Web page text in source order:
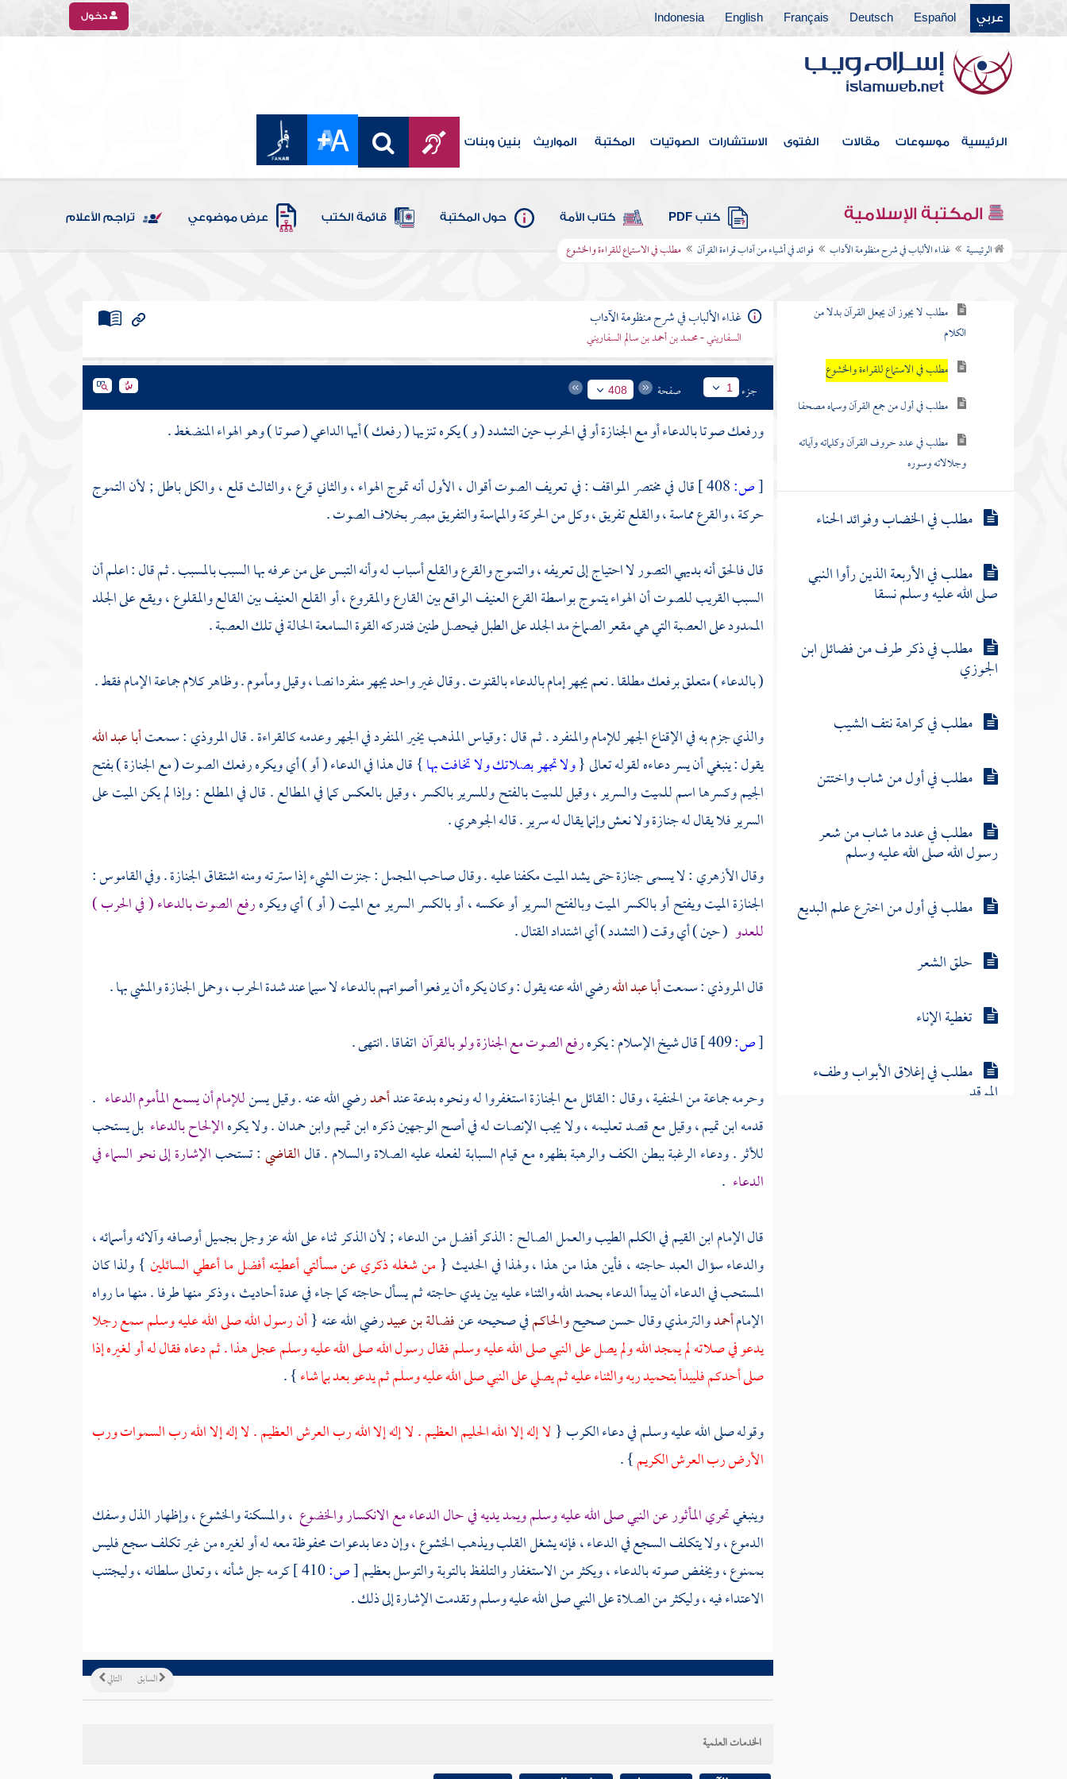
عربي Español
Deutsch
Français
English
Indonesia دخول
الرئيسية موسوعات مقالات الفتوى الاستشارات الصوتيات المكتبة المواريث بنين وبنات
المكتبة الإسلامية كتب PDF كتاب الأمة حول المكتبة قائمة الكتب عرض موضوعي تراجم الأعلام
الرئيسية غذاء الألباب في شرح منظومة الآداب فوائد في أشياء من آداب قراءة القرآن مطلب في الاستماع للقراءة والخشوع
مطلب في بيان حسن الخلق
مطلب إذا كان للمرأة أزواج لمن تكون في
الآخرة
بر الوالدين
مطلب في الحمام وكيفية الدخول فيها
والاستحمام
فوائد في أشياء من آداب قراءة القرآن
مطلب لا يجوز أن يجعل القرآن بدلا من
الكلام
مطلب في الاستماع للقراءة والخشوع
مطلب في أول من جمع القرآن وسماه مصحفا
مطلب في عدد حروف القرآن وكلماته وآياته
وجلالاته وسوره
مطلب في الخضاب وفوائد الحناء
مطلب في الأربعة الذين رأوا النبي
صلى الله عليه وسلم نسقا
مطلب في ذكر طرف من فضائل ابن
الجوزي
مطلب في كراهة نتف الشيب
مطلب في أول من شاب واختتن
مطلب في عدد ما شاب من شعر
رسول الله صلى الله عليه وسلم
مطلب في أول من اخترع علم البديع
حلق الشعر
تغطية الإناء
مطلب في إغلاق الأبواب وطفء
الموقد
غذاء الألباب في شرح منظومة الآداب
السفاريني - محمد بن أحمد بن سالم السفاريني
جزء 1 صفحة 408
ورفعك صوتا بالدعاء أو مع الجنازة أو في الحرب حين التشدد ( و ) يكره تنزيها ( رفعك ) أيها الداعي ( صوتا ) وهو الهواء المنضغط .
[ص:
قال في مختصر المواقف : في تعريف الصوت أقوال ، الأول أنه تموج الهواء ، والثاني قرع ، والثالث قلع ، والكل باطل ; لأن التموج
حركة ، والقرع مماسة ، والقلع تفريق ، وكل من الحركة والمماسة والتفريق مبصر بخلاف الصوت .
قال فالحق أنه بديهي التصور لا احتياج إلى تعريفه ، والتموج والقرع والقلع أسباب له وأنه التبس على من عرفه بها السبب بالمسبب . ثم قال : اعلم أن
السبب القريب للصوت أن الهواء يتموج بواسطة القرع العنيف الواقع بين القارع والمقروع ، أو القلع العنيف بين القالع والمقلوع ، ويقع على الجلد
الممدود على العصبة التي هي مقعر الصماخ مد الجلد على الطبل فيحصل طنين فتدركه القوة السامعة الحالة في تلك العصبة .
( بالدعاء ) متعلق برفعك مطلقا . نعم يجهر إمام بالدعاء بالقنوت . وقال غير واحد يجهر منفردا نصا ، وقيل ومأموم . وظاهر كلام جماعة الإمام فقط .
والذي جزم به في الإقناع الجهر للإمام والمنفرد . ثم قال : وقياس المذهب يخير المنفرد في الجهر وعدمه كالقراءة . قالالمروذي: سمعتأبا عبد الله
يقول : ينبغي أن يسر دعاءه لقوله تعالى {ولا تجهر بصلاتك ولا تخافت بها} قال هذا في الدعاء ( أو ) أي ويكره رفعك الصوت ( مع الجنازة ) بفتح
الجيم وكسرها اسم للميت والسرير ، وقيل للميت بالفتح وللسرير بالكسر ، وقيل بالعكس كما في المطالع . قال في المطلع : وإذا لم يكن الميت على
السرير فلا يقال له جنازة ولا نعش وإنما يقال له سرير . قالهالجوهري.
وقالالأزهري: لا يسمى جنازة حتى يشد الميت مكفنا عليه . وقال صاحب المجمل : جنزت الشيء إذا سترته ومنه اشتقاق الجنازة . وفي القاموس :
الجنازة الميت ويفتح أو بالكسر الميت وبالفتح السرير أو عكسه ، أو بالكسر السرير مع الميت ( أو ) أي ويكرهرفع الصوت بالدعاء ( في الحرب )
للعدو ( حين ) أي وقت ( التشدد ) أي اشتداد القتال .
قالالمروذي: سمعتأبا عبد اللهرضي الله عنه يقول : وكان يكره أن يرفعوا أصواتهم بالدعاء لا سيما عند شدة الحرب ، وحمل الجنازة والمشي بها .
[ص: قالشيخ الإسلام: يكرهرفع الصوت مع الجنازة ولو بالقرآن اتفاقا . انتهى .
وحرمه جماعة من الحنفية ، وقال : القائل مع الجنازة استغفروا له ونحوه بدعة عندأحمدرضي الله عنه . وقيل يسنللإمام أن يسمع المأموم الدعاء .
قدمهابن تميم، وقيل مع قصد تعليمه ، ولا يجب الإنصات له في أصح الوجهين ذكرهابن تميموابن حمدان. ولا يكرهالإلحاح بالدعاء بل يستحب
للأثر . ودعاء الرغبة ببطن الكف والرهبة بظهره مع قيام السبابة لفعله عليه الصلاة والسلام . قالالقاضي: تستحبالإشارة إلى نحو السماء في
الدعاء .
قال الإمامابن القيمفي الكلم الطيب والعمل الصالح : الذكر أفضل من الدعاء ; لأن الذكر ثناء على الله عز وجل بجميل أوصافه وآلائه وأسمائه ،
والدعاء سؤال العبد حاجته ، فأين هذا من هذا ، ولهذا في الحديث {من شغله ذكري عن مسألتي أعطيته أفضل ما أعطي السائلين} ولذا كان
المستحب في الدعاء أن يبدأ الدعاء بحمد الله والثناء عليه بين يدي حاجته ثم يسأل حاجته كما جاء في عدة أحاديث ، وذكر منها طرفا . منها ما رواه
الإمامأحمدوالترمذيوقال حسن صحيحوالحاكمفي صحيحه عنفضالة بن عبيدرضي الله عنه {أن رسول الله صلى الله عليه وسلم سمع رجلا
يدعو في صلاته لم يمجد الله ولم يصل على النبي صلى الله عليه وسلم فقال رسول الله صلى الله عليه وسلم عجل هذا . ثم دعاه فقال له أو لغيره إذا
صلى أحدكم فليبدأ بتحميد ربه والثناء عليه ثم يصلي على النبي صلى الله عليه وسلم ثم يدعو بعد بما شاء} .
وقوله صلى الله عليه وسلم في دعاء الكرب {لا إله إلا الله الحليم العظيم . لا إله إلا الله رب العرش العظيم . لا إله إلا الله رب السموات ورب
الأرض رب العرش الكريم} .
وينبغيتحري المأثور عن النبي صلى الله عليه وسلم ويمد يديه في حال الدعاء مع الانكسار والخضوع ، والمسكنة والخشوع ، وإظهار الذل وسفك
الدموع ، ولا يتكلف السجع في الدعاء ، فإنه يشغل القلب ويذهب الخشوع ، وإن دعا بدعوات محفوظة معه له أو لغيره من غير تكلف سجع فليس
بممنوع ، ويخفض صوته بالدعاء ، ويكثر من الاستغفار والتلفظ بالتوبة والتوسل بعظيم[ص:410 ]
كرمه جل شأنه ، وتعالى سلطانه ، وليجتنب
الاعتداء فيه ، وليكثر من الصلاة على النبي صلى الله عليه وسلم وتقدمت الإشارة إلى ذلك .
التالي السابق
الخدمات العلمية